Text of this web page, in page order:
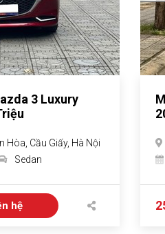
3 Luxury
Hòa, Cầu Giấy, Hà Nội
Sedan
hệ